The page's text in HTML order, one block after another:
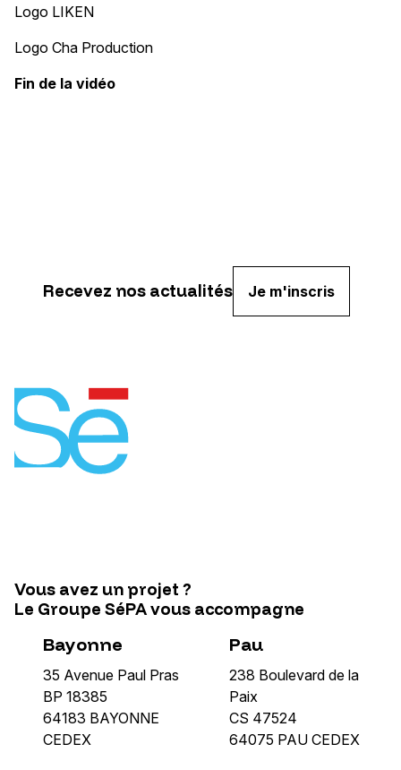
Logo LIKEN
Logo Cha Production
Fin de la vidéo
Recevez nos actualités Je m'inscris
Vous avez un projet ?
Le Groupe SéPA vous accompagne
Bayonne
35 Avenue Paul Pras
BP 18385
64183 BAYONNE
CEDEX
Pau
238 Boulevard de la
Paix
CS 47524
64075 PAU CEDEX